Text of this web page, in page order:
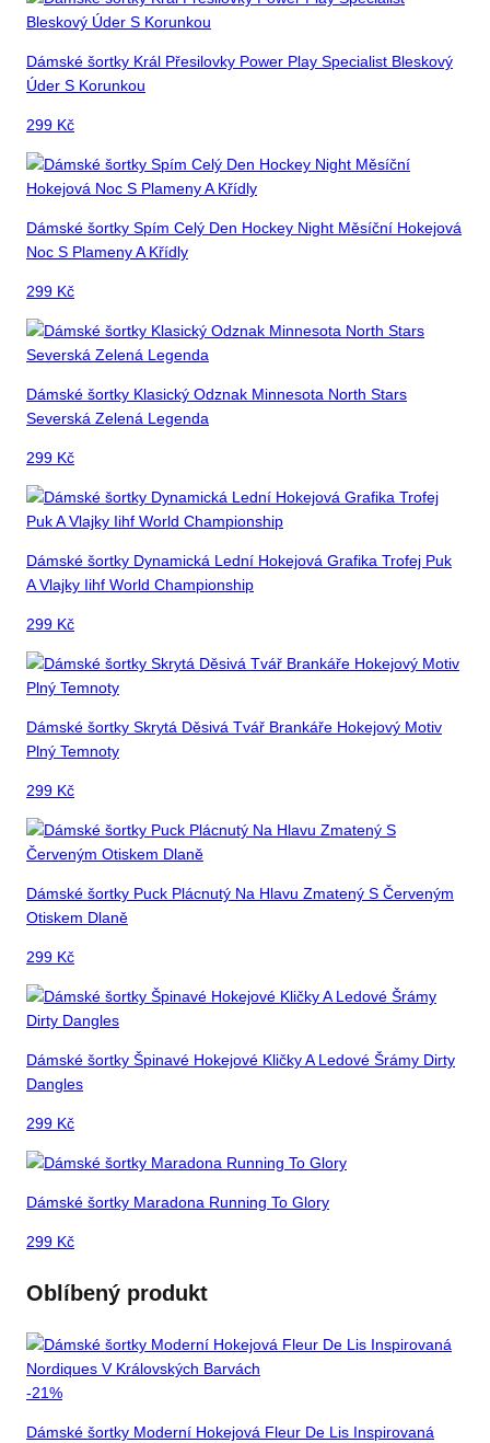
Dámské šortky Král Přesilovky Power Play Specialist Bleskový
Úder S Korunkou
299 Kč
Dámské šortky Spím Celý Den Hockey Night Měsíční Hokejová
Noc S Plameny A Křídly
299 Kč
Dámské šortky Klasický Odznak Minnesota North Stars
Severská Zelená Legenda
299 Kč
Dámské šortky Dynamická Lední Hokejová Grafika Trofej Puk
A Vlajky Iihf World Championship
299 Kč
Dámské šortky Skrytá Děsivá Tvář Brankáře Hokejový Motiv
Plný Temnoty
299 Kč
Dámské šortky Puck Plácnutý Na Hlavu Zmatený S Červeným
Otiskem Dlaně
299 Kč
Dámské šortky Špinavé Hokejové Kličky A Ledové Šrámy Dirty
Dangles
299 Kč
Dámské šortky Maradona Running To Glory
299 Kč
Oblíbený produkt
-21%
Dámské šortky Moderní Hokejová Fleur De Lis Inspirovaná